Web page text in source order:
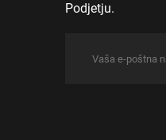
Podjetju.